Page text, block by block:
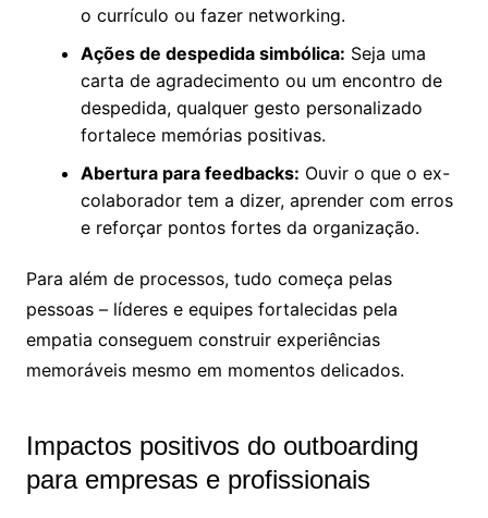
o currículo ou fazer networking.
Ações de despedida simbólica: Seja uma
carta de agradecimento ou um encontro de
despedida, qualquer gesto personalizado
fortalece memórias positivas.
Abertura para feedbacks: Ouvir o que o ex-
colaborador tem a dizer, aprender com erros
e reforçar pontos fortes da organização.
Para além de processos, tudo começa pelas
pessoas – líderes e equipes fortalecidas pela
empatia conseguem construir experiências
memoráveis mesmo em momentos delicados.
Impactos positivos do outboarding
para empresas e profissionais